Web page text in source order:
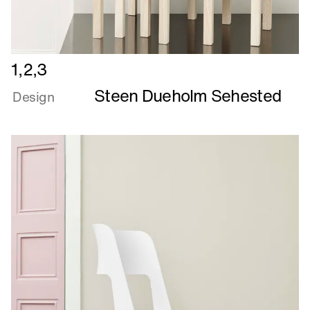
Læs
mere
om
1,2,3
Design Steen Dueholm Sehested